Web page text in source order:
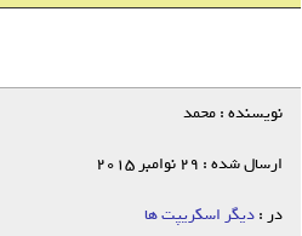
نویسنده : محمد
ارسال شده : 29 نوامبر 2015
در :دیگر اسکریپت ها